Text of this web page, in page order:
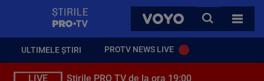
VOYO
CAUTA
TOATE
ULTIMELE ȘTIRI PROTV NEWS LIVE
LIVE Știrile PRO TV de la ora 19:00